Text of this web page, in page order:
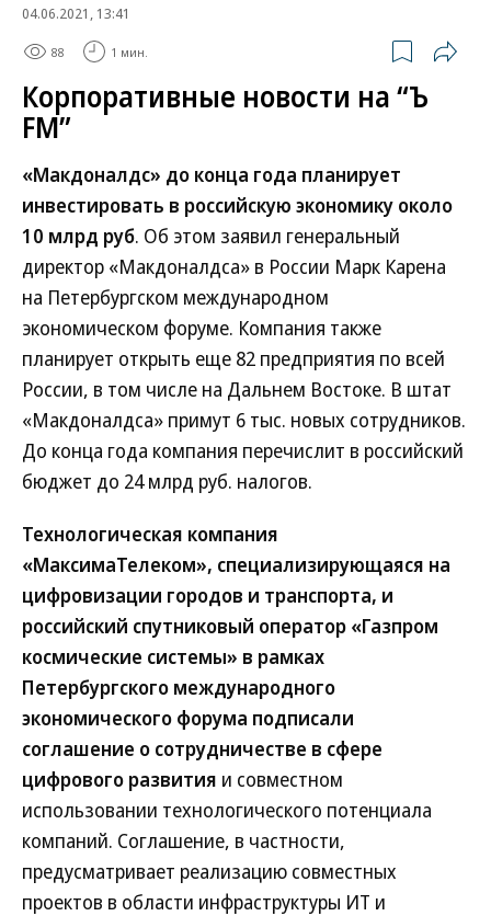
04.06.2021, 13:41
88 1 мин.
Корпоративные новости на “Ъ
FM”
«Макдоналдс» до конца года планирует
инвестировать в российскую экономику около
10 млрд руб. Об этом заявил генеральный
директор «Макдоналдса» в России Марк Карена
на Петербургском международном
экономическом форуме. Компания также
планирует открыть еще 82 предприятия по всей
России, в том числе на Дальнем Востоке. В штат
«Макдоналдса» примут 6 тыс. новых сотрудников.
До конца года компания перечислит в российский
бюджет до 24 млрд руб. налогов.
Технологическая компания
«МаксимаТелеком», специализирующаяся на
цифровизации городов и транспорта, и
российский спутниковый оператор «Газпром
космические системы» в рамках
Петербургского международного
экономического форума подписали
соглашение о сотрудничестве в сфере
цифрового развития и совместном
использовании технологического потенциала
компаний. Соглашение, в частности,
предусматривает реализацию совместных
проектов в области инфраструктуры ИТ и